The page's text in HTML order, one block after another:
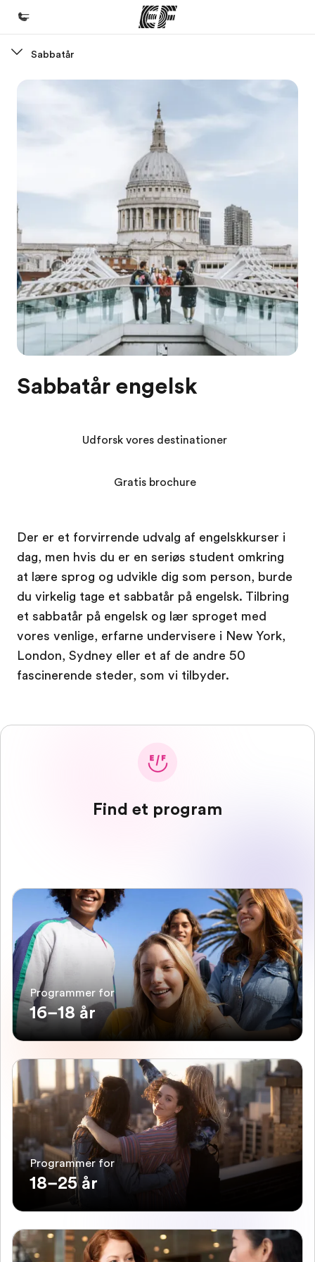
Find et kontor nær dig
Om os
Hvem er vi?
Karriere
Bliv en del af holdet
Sabbatår
Sabbatår engelsk
Der er et forvirrende udvalg af engelskkurser i
dag, men hvis du er en seriøs student omkring
at lære sprog og udvikle dig som person, burde
du virkelig tage et sabbatår på engelsk. Tilbring
et sabbatår på engelsk og lær sproget med
vores venlige, erfarne undervisere i New York,
London, Sydney eller et af de andre 50
fascinerende steder, som vi tilbyder.
Udforsk vores destinationer
Gratis brochure
Find et program
Programmer for
16–18 år
Programmer for
18–25 år